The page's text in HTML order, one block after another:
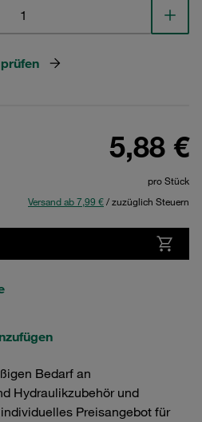
5,88 €
pro Stück
Versand ab 7,99 €/ zuzüglich Steuern
Bedarf an
Hydraulikzubehör und
Preisangebot für